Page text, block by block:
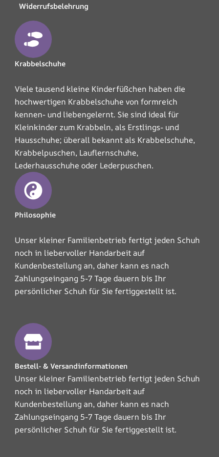
Widerrufsbelehrung
Krabbelschuhe
Viele tausend kleine Kinderfüßchen haben die
hochwertigen Krabbelschuhe von formreich
kennen- und liebengelernt. Sie sind ideal für
Kleinkinder zum Krabbeln, als Erstlings- und
Hausschuhe; überall bekannt als Krabbelschuhe,
Krabbelpuschen, Lauflernschuhe,
Lederhausschuhe oder Lederpuschen.
Philosophie
Unser kleiner Familienbetrieb fertigt jeden Schuh
noch in liebervoller Handarbeit auf
Kundenbestellung an, daher kann es nach
Zahlungseingang 5-7 Tage dauern bis Ihr
persönlicher Schuh für Sie fertiggestellt ist.
Bestell- & Versandinformationen
Unser kleiner Familienbetrieb fertigt jeden Schuh
noch in liebervoller Handarbeit auf
Kundenbestellung an, daher kann es nach
Zahlungseingang 5-7 Tage dauern bis Ihr
persönlicher Schuh für Sie fertiggestellt ist.